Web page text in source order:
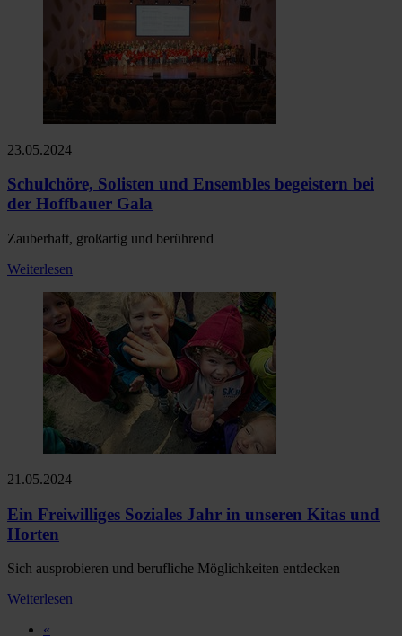
23.05.2024
Schulchöre, Solisten und Ensembles begeistern bei
der Hoffbauer Gala
Zauberhaft, großartig und berührend
Weiterlesen
21.05.2024
Ein Freiwilliges Soziales Jahr in unseren Kitas und
Horten
Sich ausprobieren und berufliche Möglichkeiten entdecken
Weiterlesen
«